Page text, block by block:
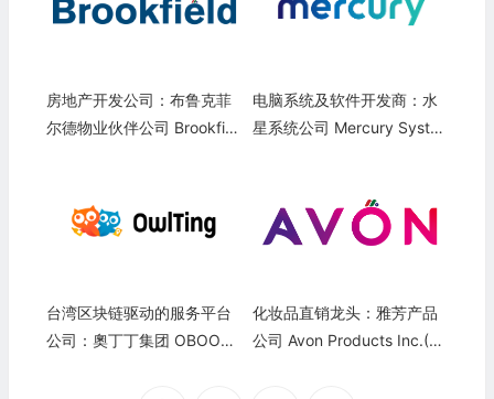
房地产开发公司：布鲁克菲
尔德物业伙伴公司 Brookfiel
电脑系统及软件开发商：水
星系统公司 Mercury Syste
台湾区块链驱动的服务平台
公司：奧丁丁集团 OBOOK
化妆品直销龙头：雅芳产品
公司 Avon Products Inc.(AV